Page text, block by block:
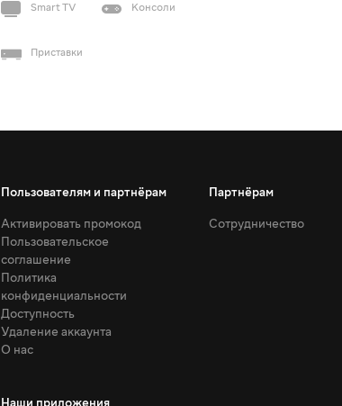
Smart TV Консоли
Приставки
Пользователям и партнёрам
Активировать промокод
Пользовательское
соглашение
Политика
конфиденциальности
Доступность
Удаление аккаунта
О нас
Партнёрам
Сотрудничество